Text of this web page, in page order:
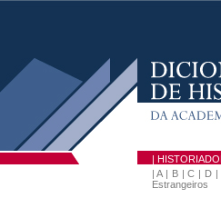
|
|A| B|C | D |
Estrangeiros